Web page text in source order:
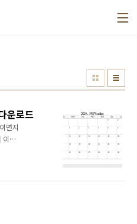
운로드
면지
이날
하고